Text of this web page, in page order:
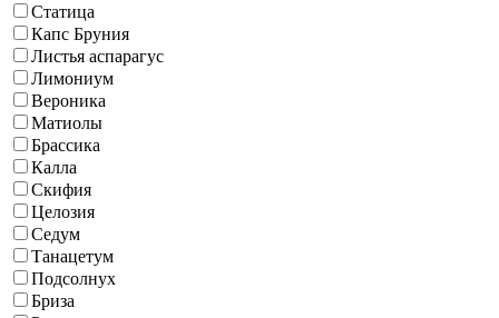
Статица
Капс Бруния
Листья аспарагус
Лимониум
Вероника
Матиолы
Брассика
Калла
Скифия
Целозия
Седум
Танацетум
Подсолнух
Бриза